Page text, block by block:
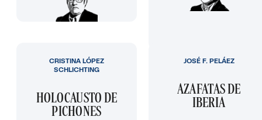
HOLOCAUSTO DE
PICHONES
CRISTINA LÓPEZ
SCHLICHTING
AZAFATAS DE
IBERIA
JOSÉ F. PELÁEZ